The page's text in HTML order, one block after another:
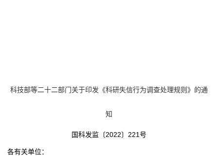
科技部等二十二部门关于印发《科研失信行为调查处理规则》的通
知
国科发监〔2022〕 221号
各有关单位：